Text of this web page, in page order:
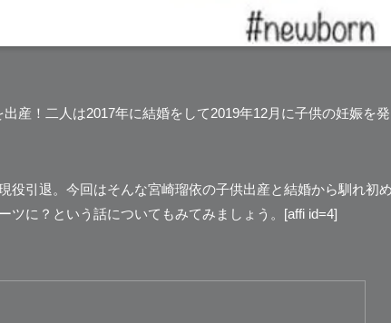
出産！二人は2017年に結婚をして2019年12月に子供の妊娠を発
役引退 。今回はそんな宮崎瑠依の子供出産と結婚から馴れ初
に？という話についてもみてみましょう。[affi id=4]